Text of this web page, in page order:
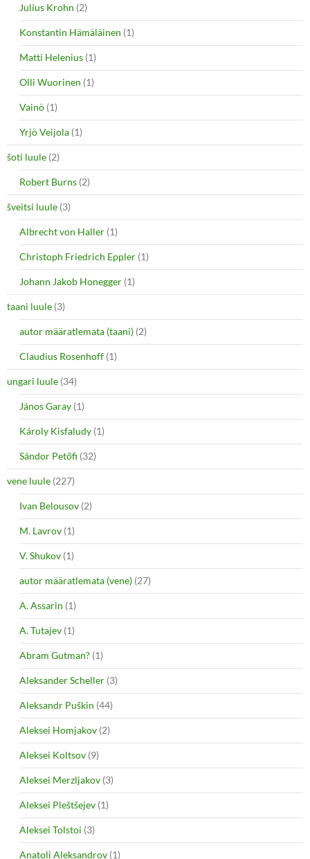
Julius Krohn (2)
Konstantin Hämäläinen (1)
Matti Helenius (1)
Olli Wuorinen (1)
Vainö (1)
Yrjö Veijola (1)
šoti luule (2)
Robert Burns (2)
šveitsi luule (3)
Albrecht von Haller (1)
Christoph Friedrich Eppler (1)
Johann Jakob Honegger (1)
taani luule (3)
autor määratlemata (taani) (2)
Claudius Rosenhoff (1)
ungari luule (34)
János Garay (1)
Károly Kisfaludy (1)
Sándor Petőfi (32)
vene luule (227)
Ivan Belousov (2)
M. Lavrov (1)
V. Shukov (1)
autor määratlemata (vene) (27)
A. Assarin (1)
A. Tutajev (1)
Abram Gutman? (1)
Aleksander Scheller (3)
Aleksandr Puškin (44)
Aleksei Homjakov (2)
Aleksei Koltsov (9)
Aleksei Merzljakov (3)
Aleksei Pleštšejev (1)
Aleksei Tolstoi (3)
Anatoli Aleksandrov (1)